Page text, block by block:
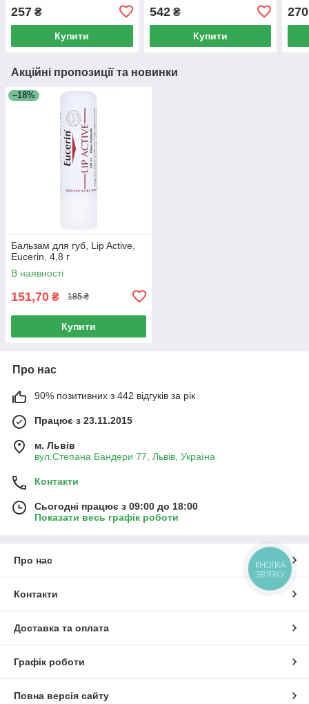
257 ₴
Купити
542₴
Купити
270
Акційні пропозиції та новинки
–18%
Бальзам для губ, Lip Active,
Eucerin, 4,8 г
В наявності
151,70 ₴ 185 ₴
Купити
Про нас
90% позитивних з 442 відгуків за рік
Працює з 23.11.2015
м. Львів
вул.Степана Бандери 77, Львів, Україна
Контакти
Сьогодні працює з 09:00 до 18:00
Показати весь графік роботи
Про нас
Контакти
Доставка та оплата
Графік роботи
Повна версія сайту
КНОПКА
ЗВ'ЯЗКУ